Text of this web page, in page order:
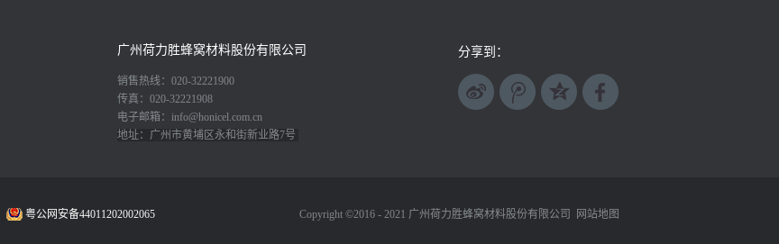
广州荷力胜蜂窝材料股份有限公司
销售热线：020-32221900
传真：020-32221908
电子邮箱：info@honicel.com.cn
地址：广州市黄埔区永和街新业路7号
分享到：
粤公网安备44011202002065 Copyright ©2016 - 2021 广州荷力胜蜂窝材料股份有限公司 网站地图